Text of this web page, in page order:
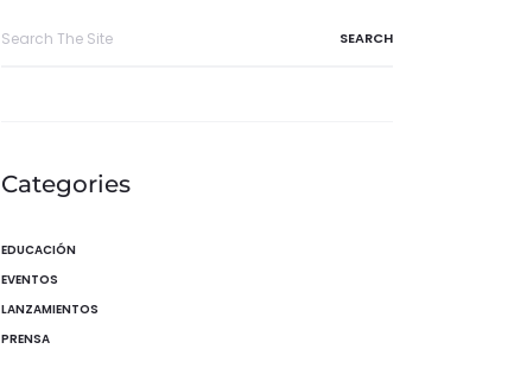
Categories
EDUCACIÓN
EVENTOS
LANZAMIENTOS
PRENSA